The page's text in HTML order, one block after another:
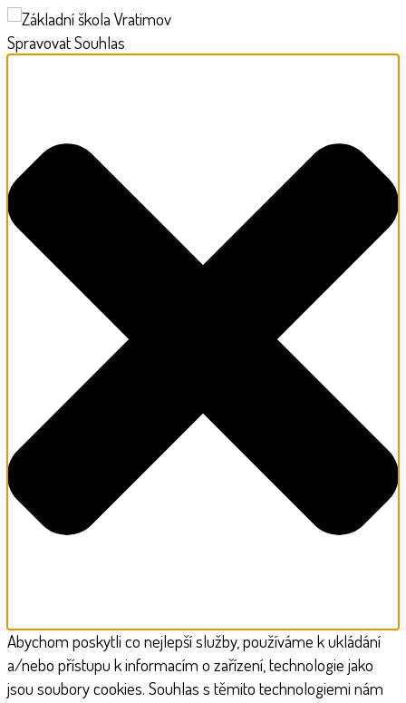
Spravovat Souhlas
Abychom poskytli co nejlepší služby, používáme k ukládání
a/nebo přístupu k informacím o zařízení, technologie jako
jsou soubory cookies. Souhlas s těmito technologiemi nám